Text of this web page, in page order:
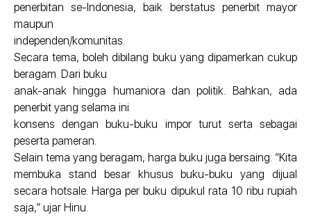
penerbitan se-Indonesia, baik berstatus penerbit mayor
maupun
independen/komunitas.
Secara tema, boleh dibilang buku yang dipamerkan cukup
beragam. Dari buku
anak-anak hingga humaniora dan politik. Bahkan, ada
penerbit yang selama ini
konsens dengan buku-buku impor turut serta sebagai
peserta pameran.
Selain tema yang beragam, harga buku juga bersaing. “Kita
membuka stand besar khusus buku-buku yang dijual
secara hotsale. Harga per buku dipukul rata 10 ribu rupiah
saja,” ujar Hinu.